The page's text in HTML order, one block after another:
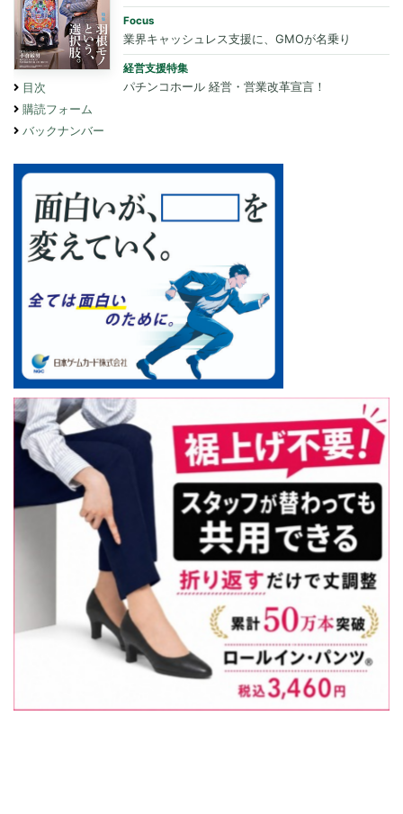
目次
購読フォーム
バックナンバー
Focus
業界キャッシュレス支援に、GMOが名乗り
経営支援特集
パチンコホール 経営・営業改革宣言！